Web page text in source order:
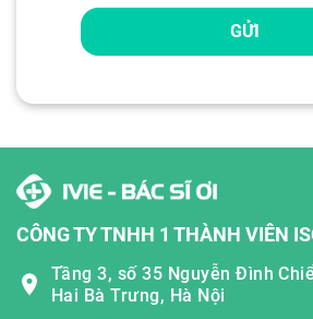
GỬI
CÔNG TY TNHH 1 THÀNH VIÊN
Tầng 3, số 35 Nguyễn Đình
Hai Bà Trưng, Hà Nội